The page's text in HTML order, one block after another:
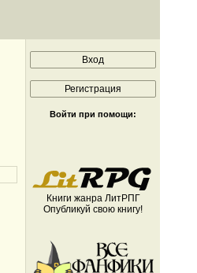
Войти при помощи:
Книги жанра ЛитРПГ
Опубликуй свою книгу!